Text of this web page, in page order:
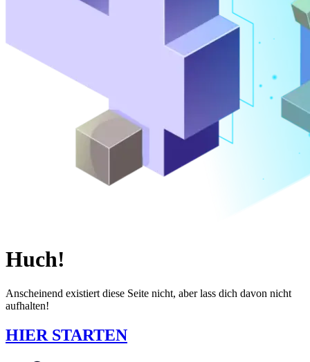
Huch!
Anscheinend existiert diese Seite nicht, aber lass dich davon nicht
aufhalten!
HIER STARTEN